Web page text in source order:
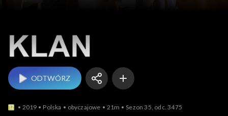
ODTWÓRZ
2019 Polska obyczajowe 21m Sezon 35, odc. 3475